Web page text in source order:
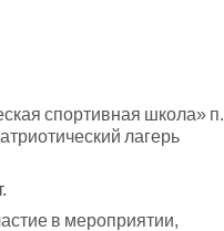
спортивная школа» п.
лагерь
в мероприятии,